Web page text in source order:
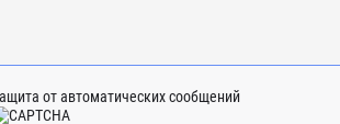
от автоматических сообщений